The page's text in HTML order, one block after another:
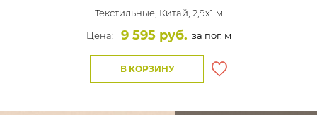
Текстильные, Китай, 2,9x1 м
Цена:
9 595 руб. за пог. м
В КОРЗИНУ